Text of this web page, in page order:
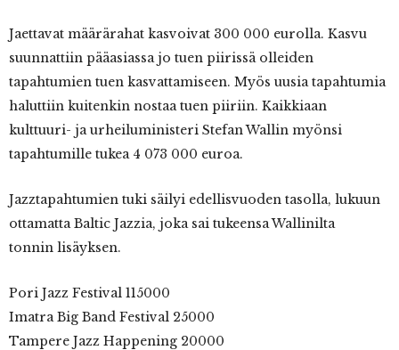
Jaettavat määrärahat kasvoivat 300 000 eurolla. Kasvu
suunnattiin pääasiassa jo tuen piirissä olleiden
tapahtumien tuen kasvattamiseen. Myös uusia tapahtumia
haluttiin kuitenkin nostaa tuen piiriin. Kaikkiaan
kulttuuri- ja urheiluministeri Stefan Wallin myönsi
tapahtumille tukea 4 073 000 euroa.
Jazztapahtumien tuki säilyi edellisvuoden tasolla, lukuun
ottamatta Baltic Jazzia, joka sai tukeensa Wallinilta
tonnin lisäyksen.
Pori Jazz Festival 115000
Imatra Big Band Festival 25000
Tampere Jazz Happening 20000